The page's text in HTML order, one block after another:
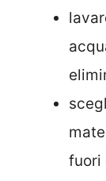
fuori